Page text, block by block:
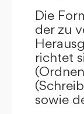
Die
der zu
richtet
sowie